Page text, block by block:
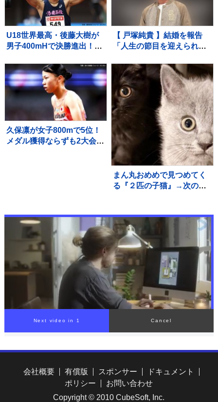
U18世界最高・後藤大樹が
男子400mHで決勝進出！49
でファイナルへ【U20世界
陸上】
【 戸塚純貴 】結婚を報告
「人生の節目を迎えられる
ます」「さらなる飛躍を目
指して」精進誓う
久保凛が女子800mで5位！
メダル獲得ならずも2大会連
まん丸おめめで見つめてく
る『２匹の子猫』→次の瞬
「旦那様ニャイス」「たま
らんすぎる」
Next video in 1 Cancel
会社概要 有償版 スポンサー
ドキュメント
ポリシー
お問い合わせ
Copyright © 2010 CubeSoft, Inc.